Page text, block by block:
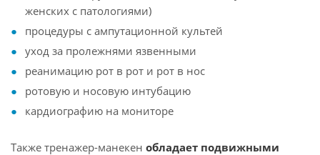
женских с патологиями)
процедуры с ампутационной культей
уход за пролежнями язвенными
реанимацию рот в рот и рот в нос
ротовую и носовую интубацию
кардиографию на мониторе
Также тренажер-манекен обладает подвижными